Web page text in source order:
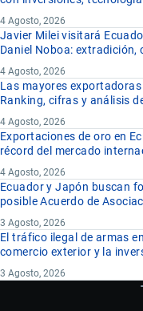
4 Agosto, 2026
Javier Milei visitará
Daniel Noboa: extradición,
4 Agosto, 2026
Las mayores
Ranking, cifras y análisis
4 Agosto, 2026
Exportaciones de oro en
récord del mercado
4 Agosto, 2026
Ecuador y Japón buscan
posible Acuerdo de
3 Agosto, 2026
El tráfico ilegal de armas
comercio exterior y la
3 Agosto, 2026